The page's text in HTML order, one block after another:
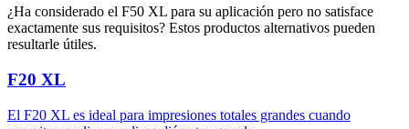
¿Ha considerado el F50 XL para su aplicación pero no satisface
exactamente sus requisitos? Estos productos alternativos pueden
resultarle útiles.
F20 XL
El F20 XL es ideal para impresiones totales grandes cuando